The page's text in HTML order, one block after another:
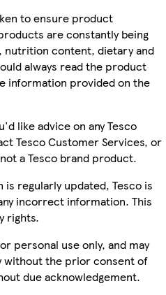
to ensure product
are constantly being
content, dietary and
always read the product
information provided on the
like advice on any Tesco
Tesco Customer Services, or
a Tesco brand product.
regularly updated, Tesco is
incorrect information. This
rights.
personal use only, and may
without the prior consent of
due acknowledgement.